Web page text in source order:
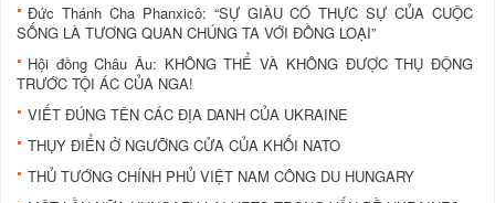
Đức Thánh Cha Phanxicô: “SỰ GIÀU CÓ THỰC SỰ CỦA CUỘC
SỐNG LÀ TƯƠNG QUAN CHÚNG TA VỚI ĐỒNG LOẠI”
Hội đồng Châu Âu: KHÔNG THỂ VÀ KHÔNG ĐƯỢC THỤ ĐỘNG
TRƯỚC TỘI ÁC CỦA NGA!
VIẾT ĐÚNG TÊN CÁC ĐỊA DANH CỦA UKRAINE
THỤY ĐIỂN Ở NGƯỠNG CỬA CỦA KHỐI NATO
THỦ TƯỚNG CHÍNH PHỦ VIỆT NAM CÔNG DU HUNGARY